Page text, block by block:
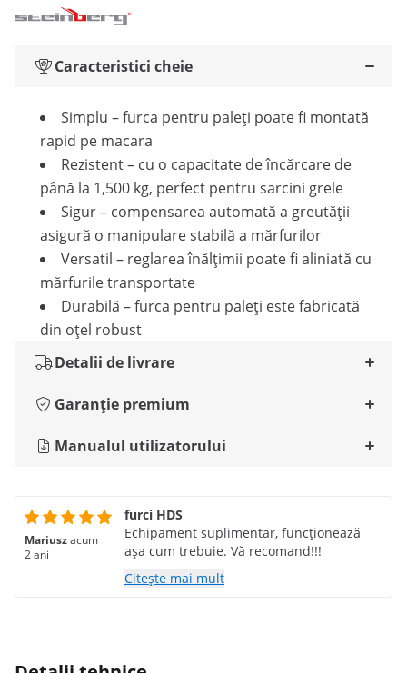
Caracteristici cheie
Simplu – furca pentru paleți poate fi montată
rapid pe macara
Rezistent – cu o capacitate de încărcare de
până la 1,500 kg, perfect pentru sarcini grele
Sigur – compensarea automată a greutății
asigură o manipulare stabilă a mărfurilor
Versatil – reglarea înălțimii poate fi aliniată cu
mărfurile transportate
Durabilă – furca pentru paleți este fabricată
din oțel robust
Detalii de livrare
Garanție premium
Manualul utilizatorului
Mariuszacum
2 ani
furci HDS
Echipament suplimentar, funcționează
așa cum trebuie. Vă recomand!!!
Citește mai mult